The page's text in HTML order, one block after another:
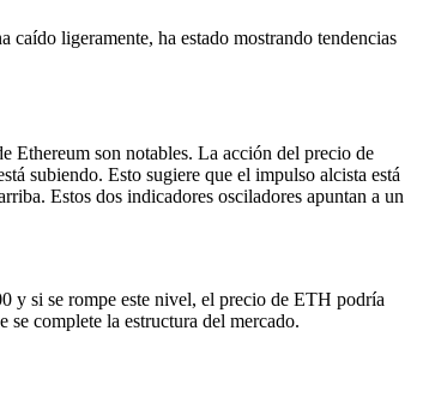
ligeramente, ha estado mostrando tendencias
Ethereum son notables. La acción del precio de
subiendo. Esto sugiere que el impulso alcista está
Estos dos indicadores osciladores apuntan a un
y si se rompe este nivel, el precio de ETH podría
complete la estructura del mercado.